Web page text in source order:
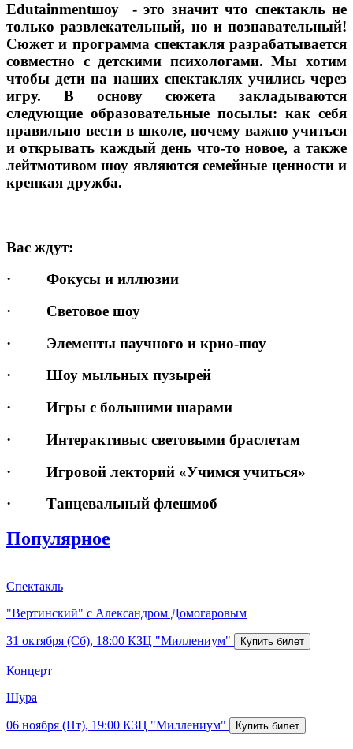
Edutainmentшоу - это значит что спектакль не
только развлекательный, но и познавательный!
Сюжет и программа спектакля разрабатывается
совместно с детскими психологами. Мы хотим
чтобы дети на наших спектаклях учились через
игру. В основу сюжета закладываются
следующие образовательные посылы: как себя
правильно вести в школе, почему важно учиться
и открывать каждый день что-то новое, а также
лейтмотивом шоу являются семейные ценности и
крепкая дружба.
Вас ждут:
· Фокусы и иллюзии
· Световое шоу
· Элементы научного и крио-шоу
· Шоу мыльных пузырей
· Игры с большими шарами
· Интерактивыс световыми браслетам
· Игровой лекторий «Учимся учиться»
· Танцевальный флешмоб
Популярное
Спектакль
"Вертинский" с Александром Домогаровым
31 октября (Сб), 18:00 КЗЦ "Миллениум"
Концерт
Шура
06 ноября (Пт), 19:00 КЗЦ "Миллениум"